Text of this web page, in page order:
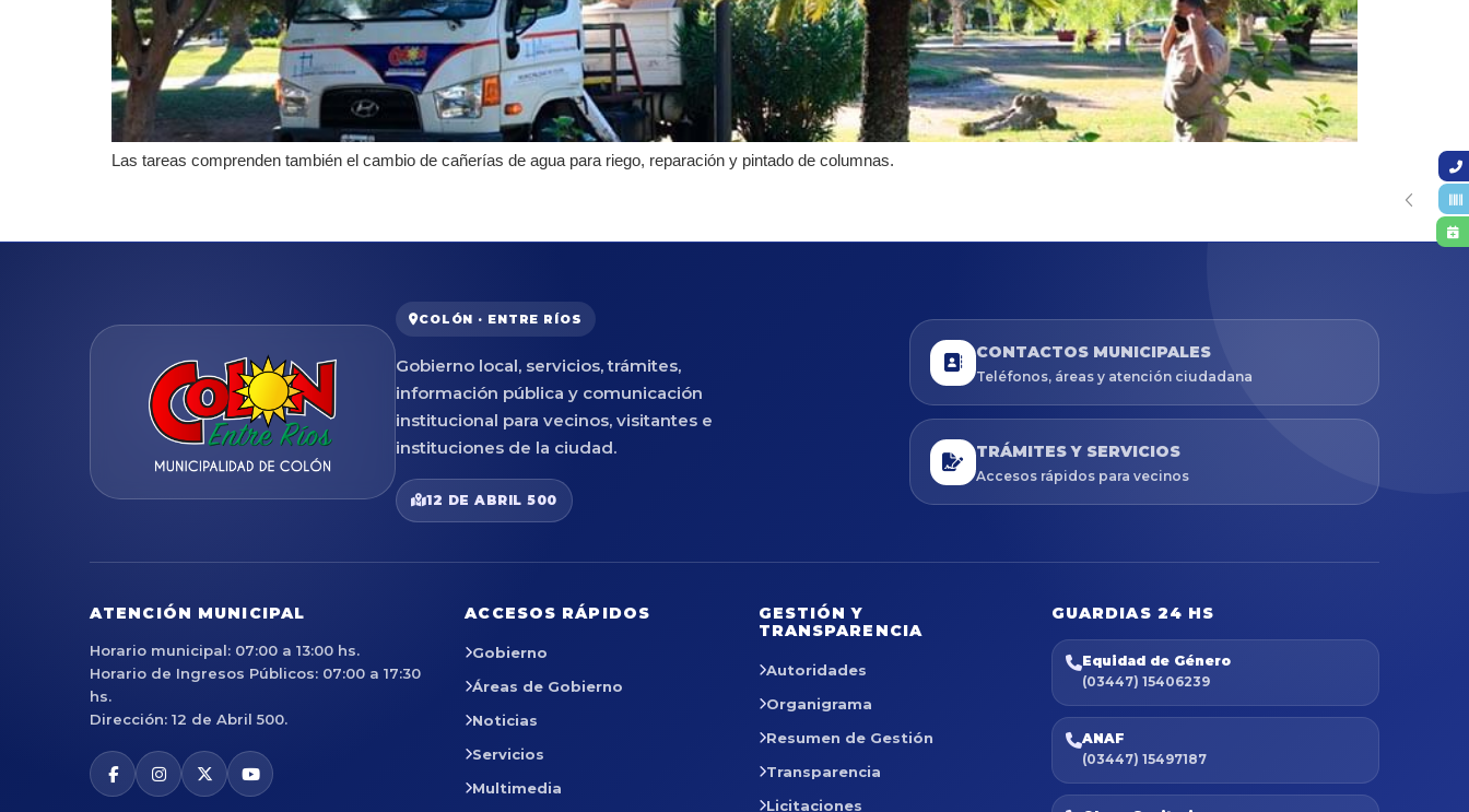
Las tareas comprenden también el cambio de cañerías de agua para riego, reparación y pintado de columnas.
COLÓN · ENTRE RÍOS
Gobierno local, servicios, trámites,
información pública y comunicación
institucional para vecinos, visitantes e
instituciones de la ciudad.
12 DE ABRIL 500
CONTACTOS MUNICIPALES
Teléfonos, áreas y atención ciudadana
TRÁMITES Y SERVICIOS
Accesos rápidos para vecinos
ATENCIÓN MUNICIPAL
Horario municipal: 07:00 a 13:00 hs.
Horario de Ingresos Públicos: 07:00 a 17:30
hs.
Dirección: 12 de Abril 500.
ACCESOS RÁPIDOS
Gobierno
Áreas de Gobierno
Noticias
Servicios
Multimedia
GESTIÓN Y
TRANSPARENCIA
Autoridades
Organigrama
Resumen de Gestión
Transparencia
Licitaciones
GUARDIAS 24 HS
Equidad de Género
(03447) 15406239
ANAF
(03447) 15497187